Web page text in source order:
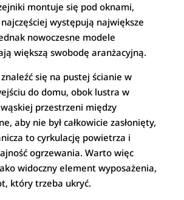
montuje się pod oknami,
występują największe
nowoczesne modele
większą swobodę aranżacyjną.
się na pustej ścianie w
do domu, obok lustra w
przestrzeni między
aby nie był całkowicie zasłonięty,
to cyrkulację powietrza i
ogrzewania. Warto więc
widoczny element wyposażenia,
który trzeba ukryć.